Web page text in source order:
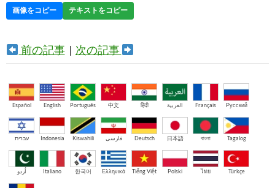
画像をコピー テキストをコピー
前の記事| 次の記事
Español English Português 中文 हिंदी العربية Français Русский
עברית Indonesia Kiswahili فارسی Deutsch 日本語 বাংলা Tagalog
اُردو Italiano 한국어 Ελληνικά Tiếng Việt Polski ไทย Türkçe